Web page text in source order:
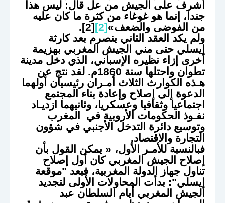
أشرف على الجيش من عل قال: ليس هذا
جندا، إنما هو غوغاء من كثرة ما كان عليه
من الفوضى والضعف»[2]
[2].
ولم يكد العقد الثاني ينصرم بعد كارثة
إيسلي حتى مني الجيش المغربي بهزيمة
أخرى إزاء نظيره الإسباني، الذي دخل مدينة
تطوان واحتلها سنة 1860م. لقد نتج عن
هـذه الكوارث الثلاث أمـران رئيسيان أولهما
الدعوة إلى إصلاح وإعادة بناء المجتمع
اجتماعيا وثقافيا وعسكريا، وثانيهما ازديـاد
نفـوذ الحكومات الأروبية في المغرب
وتوسيع دائرة التدخل الأجنبي في شؤون
التجارة والاقتصاد.
فبالنسبة للأمـر الأول، « يمكن القول بأن
إصلاح الجيش المغربي كان أول إصلاح
تناول جهاز الدولة المغربية، فبعد "موقعة
إيسلي": بدأت المحاولات الأولى لتجديد
الجيش المغربي أيام السلطان عبد